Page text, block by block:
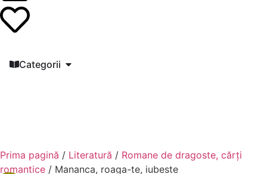
Categorii
Prima pagină / Literatură / Romane de dragoste, cărți
romantice / Mananca, roaga-te, iubeste